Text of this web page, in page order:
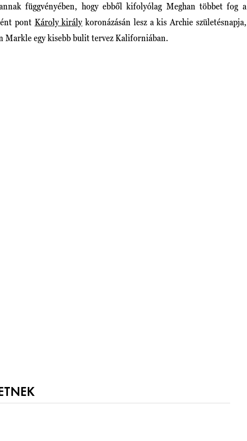
függvényében, hogy ebből kifolyólag Meghan többet fog a
pont Károly király koronázásán lesz a kis Archie születésnapja,
Markle egy kisebb bulit tervez Kaliforniában.